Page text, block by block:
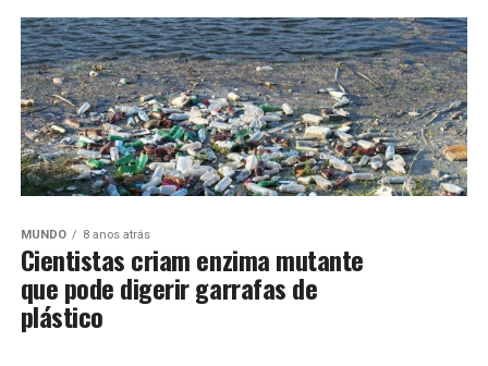
MUNDO 8 anos atrás
Cientistas criam enzima mutante
que pode digerir garrafas de
plástico